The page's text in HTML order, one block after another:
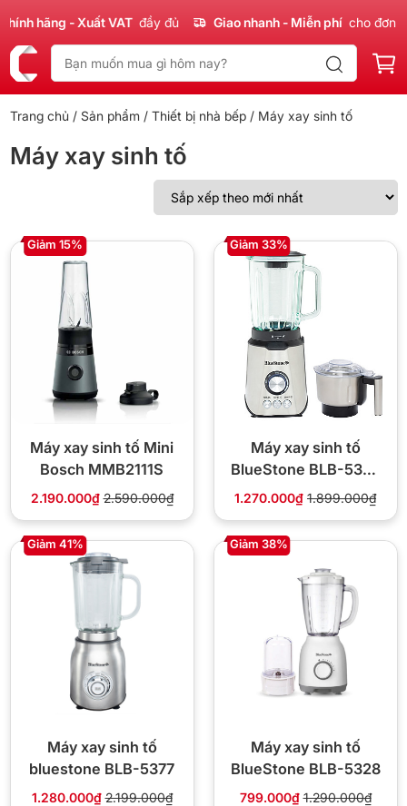
hãng - Xuất VAT đầy đủ Giao nhanh - Miễn phí cho đơn
Trang chủ / Sản phẩm / Thiết bị nhà bếp/ Máy xay sinh tố
Máy xay sinh tố
Giảm 15%
Máy xay sinh tố Mini
Bosch MMB2111S
2.190.000₫ 2.590.000₫
Giảm 33%
Máy xay sinh tố
BlueStone BLB-5339
800W cối thủy tinh
1.270.000₫ 1.899.000₫
Giảm 41%
Máy xay sinh tố
bluestone BLB-5377
1.280.000₫ 2.199.000₫
Giảm 38%
Máy xay sinh tố
BlueStone BLB-5328
799.000₫ 1.290.000₫